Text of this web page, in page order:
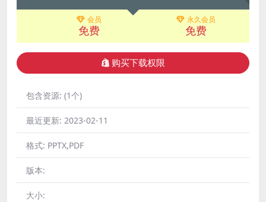
会员
免费
永久会员
免费
购买下载权限
包含资源: (1个)
最近更新: 2023-02-11
格式: PPTX,PDF
版本:
大小: